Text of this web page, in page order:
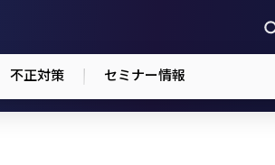
不正対策 セミナー情報